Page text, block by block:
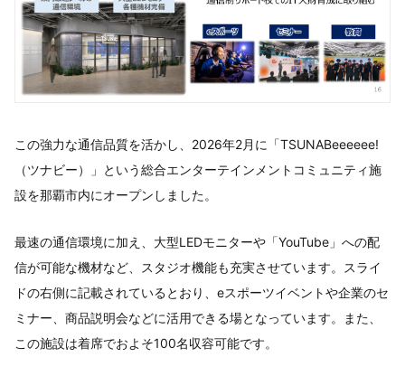
この強力な通信品質を活かし、2026年2月に「TSUNABeeeeee!
（ツナビー）」という総合エンターテインメントコミュニティ施
設を那覇市内にオープンしました。
最速の通信環境に加え、大型LEDモニターや「YouTube」への配
信が可能な機材など、スタジオ機能も充実させています。スライ
ドの右側に記載されているとおり、eスポーツイベントや企業のセ
ミナー、商品説明会などに活用できる場となっています。また、
この施設は着席でおよそ100名収容可能です。